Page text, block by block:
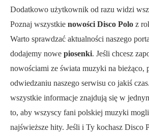
Dodatkowo użytkownik od razu widzi
Poznaj wszystkie nowości Disco Polo z
Warto sprawdzać aktualności naszego
dodajemy nowe piosenki. Jeśli chcesz
nowościami ze świata muzyki na bieżąco,
odwiedzaniu naszego serwisu co jakiś
wszystkie informacje znajdują się w
to, aby wszyscy fani polskiej muzyki
najświeższe hity. Jeśli i Ty kochasz Disco